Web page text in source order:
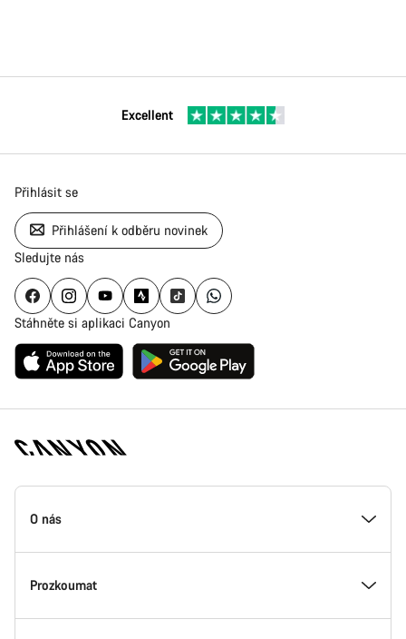
Excellent
Přihlásit se
Přihlášení k odběru novinek
Sledujte nás
Stáhněte si aplikaci Canyon
Zápatí
stránky
O nás
Uvnitř Canyonu
Prozkoumat